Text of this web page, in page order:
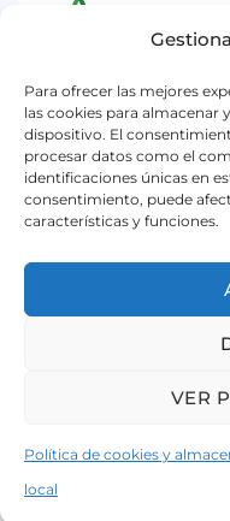
Para ofrecer las mejores
las cookies para almacenar
dispositivo. El
procesar datos como el
identificaciones únicas en
consentimiento, puede
características y funciones.
VER
Política de cookies y
local
Iniciativa
Empleo, Empresa y
Junta de Andalucía.
ejercicio 2026,
asociacionismo
urbano y a
Todos los derechos